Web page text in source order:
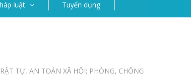
luật Tuyển dụng
TỰ, AN TOÀN XÃ HỘI; PHÒNG, CHỐNG